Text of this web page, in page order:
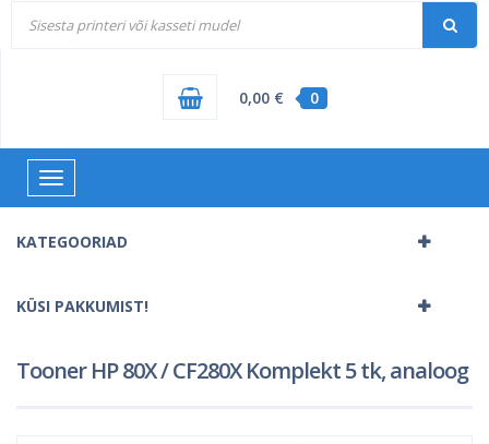
0
0,00 €
Toggle
navigation
KATEGOORIAD
KÜSI PAKKUMIST!
Tooner HP 80X / CF280X Komplekt 5 tk, analoog